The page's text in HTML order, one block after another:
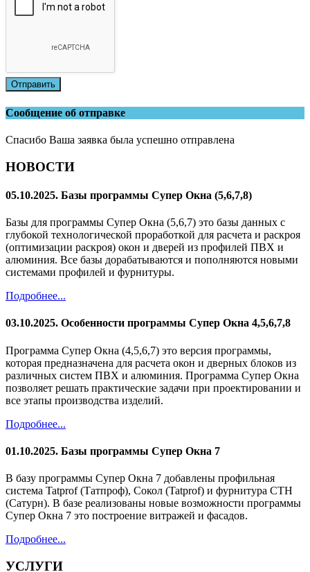
Отправить
Сообщение об отправке
Спасибо Ваша заявка была успешно отправлена
НОВОСТИ
05.10.2025. Базы программы Супер Окна (5,6,7,8)
Базы для программы Супер Окна (5,6,7) это базы данных с
глубокой технологической проработкой для расчета и раскроя
(оптимизации раскроя) окон и дверей из профилей ПВХ и
алюминия. Все базы дорабатываются и пополняются новыми
системами профилей и фурнитуры.
Подробнее...
03.10.2025. Особенности программы Супер Окна 4,5,6,7,8
Программа Супер Окна (4,5,6,7) это версия программы,
которая предназначена для расчета окон и дверных блоков из
различных систем ПВХ и алюминия. Программа Супер Окна
позволяет решать практические задачи при проектировании и
все этапы производства изделий.
Подробнее...
01.10.2025. Базы программы Супер Окна 7
В базу программы Супер Окна 7 добавлены профильная
система Tatprof (Татпроф), Сокол (Tatprof) и фурнитура СТН
(Сатурн). В базе реализованы новые возможности программы
Супер Окна 7 это построение витражей и фасадов.
Подробнее...
УСЛУГИ